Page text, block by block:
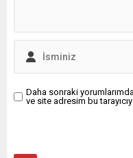
Daha sonraki
ve site adresim bu